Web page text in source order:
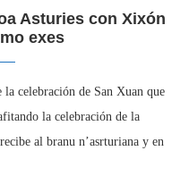
Asturies con Xixón
exes
celebración de San Xuan que
la celebración de la
al branu n’asrturiana y en